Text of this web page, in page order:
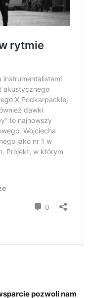
pozwoli nam